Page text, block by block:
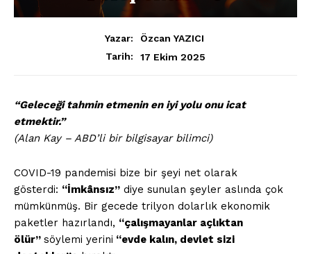
Yazar:
Özcan YAZICI
Tarih:
17 Ekim 2025
“Geleceği tahmin etmenin en iyi yolu onu icat
etmektir.”
(Alan Kay – ABD’li bir bilgisayar bilimci)
COVID-19 pandemisi bize bir şeyi net olarak
gösterdi: “İmkânsız” diye sunulan şeyler aslında çok
mümkünmüş. Bir gecede trilyon dolarlık ekonomik
paketler hazırlandı, “çalışmayanlar açlıktan
ölür” söylemi yerini “evde kalın, devlet sizi